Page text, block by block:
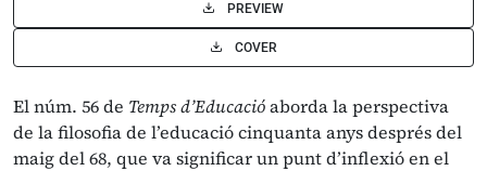
PREVIEW
COVER
El núm. 56 de Temps d’Educacióaborda la perspectiva
de la filosofia de l’educació cinquanta anys després del
maig del 68, que va significar un punt d’inflexió en el